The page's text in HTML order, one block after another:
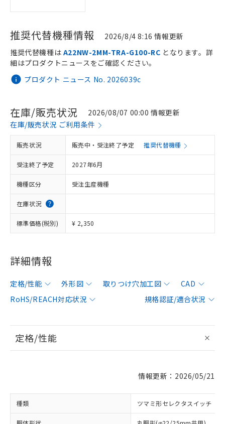
推奨代替機種情報 2026/8/4 8:16 情報更新
プロダクト ニュース No. 2026039c
推奨代替機種は A22NW-2MM-TRA-G100-RC となります。詳
細はプロダクトニュースをご確認ください。
在庫/販売状況
2026/08/07 00:00 情報更新
在庫/販売状況 ご利用条件
販売状況 販売中・受注終了予定 推奨代替機種
受注終了予定 2027年6月
機種区分 受注生産機種
在庫状況
標準価格(税別) ¥ 2,350
詳細情報
定格/性能 外形図 取りつけ穴加工図
CAD
RoHS/REACH対応状況
規格認証/適合状況
定格/性能
情報更新：2026/05/21
種類 ツマミ形セレクタスイッチ